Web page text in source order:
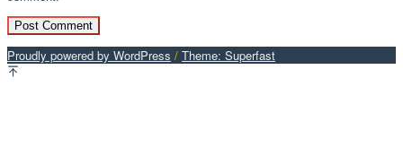
Proudly powered by WordPress / Theme: Superfast